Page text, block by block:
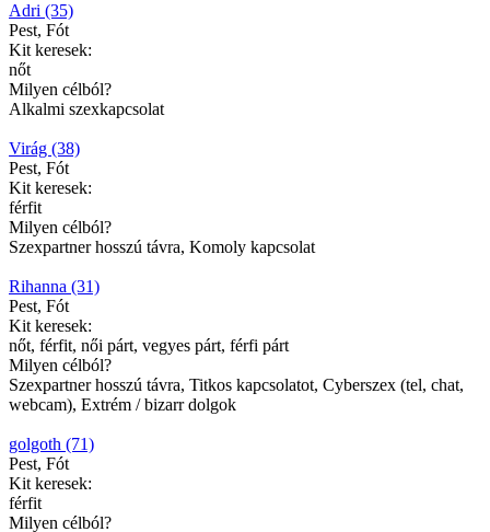
Adri (35)
Pest, Fót
Kit keresek:
nőt
Milyen célból?
Alkalmi szexkapcsolat
Virág (38)
Pest, Fót
Kit keresek:
férfit
Milyen célból?
Szexpartner hosszú távra, Komoly kapcsolat
Rihanna (31)
Pest, Fót
Kit keresek:
nőt, férfit, női párt, vegyes párt, férfi párt
Milyen célból?
Szexpartner hosszú távra, Titkos kapcsolatot, Cyberszex (tel, chat,
webcam), Extrém / bizarr dolgok
golgoth (71)
Pest, Fót
Kit keresek:
férfit
Milyen célból?